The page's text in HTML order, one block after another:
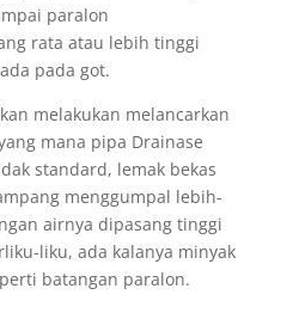
paralon
rata atau lebih tinggi
pada got.
melakukan melancarkan
mana pipa Drainase
standard, lemak bekas
menggumpal lebih-
airnya dipasang tinggi
liku, ada kalanya minyak
batangan paralon.